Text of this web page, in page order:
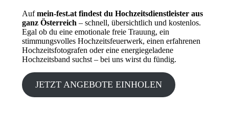
Aufmein-fest.at findest du Hochzeitsdienstleister aus
ganz Österreich– schnell, übersichtlich und kostenlos.
Egal ob du eine emotionale freie Trauung, ein
stimmungsvolles Hochzeitsfeuerwerk, einen erfahrenen
Hochzeitsfotografen oder eine energiegeladene
Hochzeitsband suchst – bei uns wirst du fündig.
JETZT ANGEBOTE EINHOLEN